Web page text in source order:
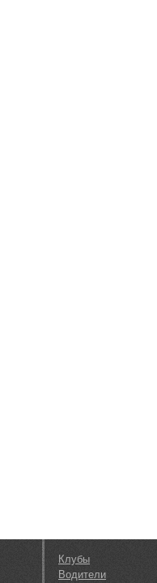
Клубы
Водители